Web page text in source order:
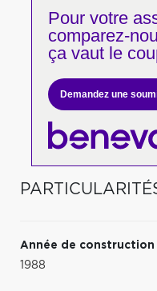
Pour votre
comparez-
ça vaut le
Demandez une
Année de construction
1988